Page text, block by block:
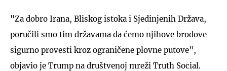
"Za dobro Irana, Bliskog istoka i Sjedinjenih Država,
poručili smo tim državama da ćemo njihove brodove
sigurno provesti kroz ograničene plovne putove",
objavio je Trump na društvenoj mreži Truth Social.